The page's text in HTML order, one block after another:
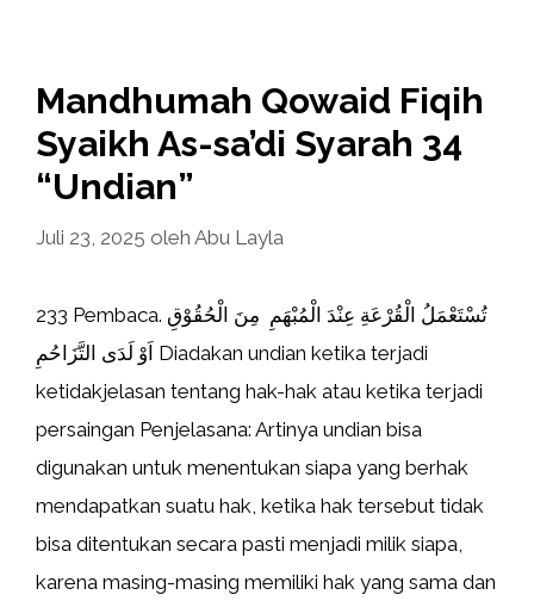
Mandhumah Qowaid Fiqih
Syaikh As-sa’di Syarah 34
“Undian”
Juli 23, 2025 oleh Abu Layla
233 Pembaca. تُسْتَعْمَلُ الْقُرْعَةِ عِنْدَ الْمُبْهَمِ مِنَ الْحُقُوْقِ
اَوْ لَدَى التَّزَاحُمِ Diadakan undian ketika terjadi
ketidakjelasan tentang hak-hak atau ketika terjadi
persaingan Penjelasana: Artinya undian bisa
digunakan untuk menentukan siapa yang berhak
mendapatkan suatu hak, ketika hak tersebut tidak
bisa ditentukan secara pasti menjadi milik siapa,
karena masing-masing memiliki hak yang sama dan